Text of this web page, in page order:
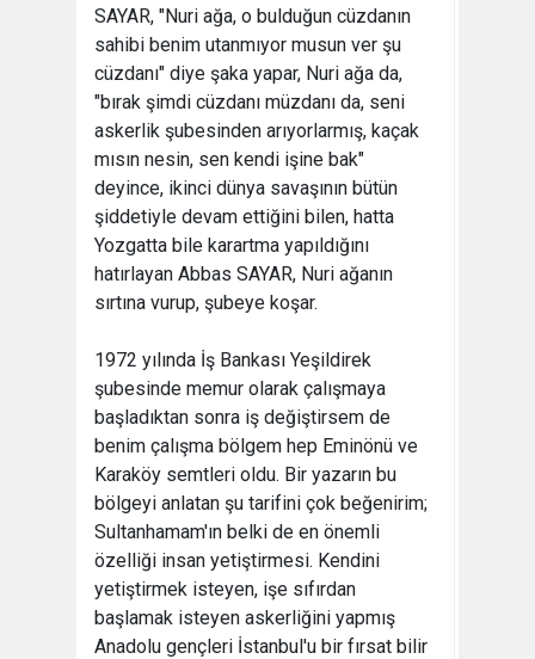
SAYAR, "Nuri ağa, o bulduğun cüzdanın
sahibi benim utanmıyor musun ver şu
cüzdanı" diye şaka yapar, Nuri ağa da,
"bırak şimdi cüzdanı müzdanı da, seni
askerlik şubesinden arıyorlarmış, kaçak
mısın nesin, sen kendi işine bak"
deyince, ikinci dünya savaşının bütün
şiddetiyle devam ettiğini bilen, hatta
Yozgatta bile karartma yapıldığını
hatırlayan Abbas SAYAR, Nuri ağanın
sırtına vurup, şubeye koşar.
1972 yılında İş Bankası Yeşildirek
şubesinde memur olarak çalışmaya
başladıktan sonra iş değiştirsem de
benim çalışma bölgem hep Eminönü ve
Karaköy semtleri oldu. Bir yazarın bu
bölgeyi anlatan şu tarifini çok beğenirim;
Sultanhamam'ın belki de en önemli
özelliği insan yetiştirmesi. Kendini
yetiştirmek isteyen, işe sıfırdan
başlamak isteyen askerliğini yapmış
Anadolu gençleri İstanbul'u bir fırsat bilir